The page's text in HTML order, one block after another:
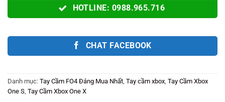
HOTLINE: 0988.965.716
CHAT FACEBOOK
Danh mục: Tay Cầm FO4 Đáng Mua Nhất Tay cầm xbox Tay Cầm Xbox
One S Tay Cầm Xbox One X